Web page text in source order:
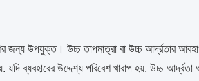
জন্য উপযুক্ত। উচ্চ তাপমাত্রা বা উচ্চ আর্দ্রতার
যদি ব্যবহারের উদ্দেশ্য পরিবেশ খারাপ হয়, উচ্চ